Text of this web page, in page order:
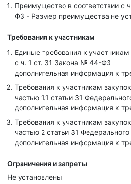
Преимущество в соответствии с
ФЗ - Размер преимущества не
Требования к участникам
Единые требования к участникам
с ч. 1 ст. 31 Закона № 44-ФЗ
дополнительная информация к
Требования к участникам
частью 1.1 статьи 31
дополнительная информация к
Требования к участникам
частью 2 статьи 31
дополнительная информация к
Ограничения и запреты
Не установлены